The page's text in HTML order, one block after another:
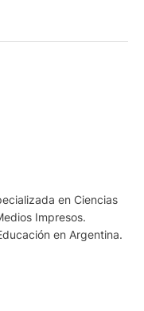
en Ciencias
Impresos.
en Argentina.